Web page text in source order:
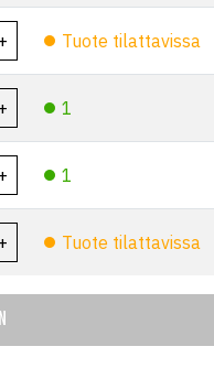
Tuote tilattavissa
1
1
Tuote tilattavissa